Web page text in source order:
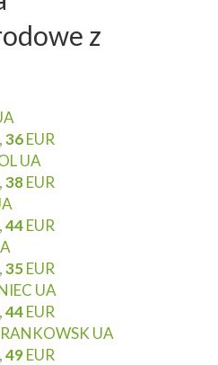
z
36EUR
UA
38EUR
44EUR
35EUR
UA
44EUR
UA
49EUR